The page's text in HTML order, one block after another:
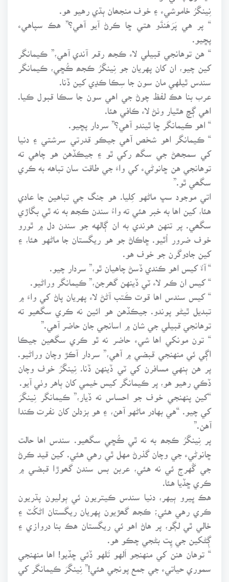
نِينگَرُ خاموشيء ۽ خوف منجھان ٻڌي رهيو هو.
“ پر هي پَرَهَنڌَو هتي ڇا ڪرڻ آيو آهي؟” هڪ سپاهيء
“ هن توهانجي قبيلي لاء ڪجھ رقم آندي آهي،” ڪيمانگر
کين چيو، ان کان پهريان جو نِينگَرُ ڪجھ ڪُڇي، ڪيمانگر
سندس ٿيلهي مان سون جا سِڪا ڪڍي کين ڏنا.
عرب بنا هڪ لفظ چوڻ جي اهي سون جا سڪا قبول ڪيا.
اهي ڳچ هٿيار وٺڻ لاء ڪافي هئا.
“ اهو ڪيمانگر ڇا ٿيندو آهي؟” سردار پڇيو.
“ ڪيمانگر اهو شخص آهي جيڪو قدرتي سرشتي ۽ دنيا
کي سمجھڻ جي سگھ رکي ٿو ۽ جيڪڏهن هو چاهي ته
توهانجي هن ڇانوڻيء کي واءَ جي طاقت سان تباهه به ڪري
سگھي ٿو.”
اتي موجود سڀ ماڻهو کِليا. هو جنگ جي تباهين جا عادي
هئا، کين اها به خبر هئي ته واءُ سندن ڪجھ به نه ٿي بگاڙي
سگھي. پر تنهن هوندي به ان ڳالهه جو سندن دل ۾ ٿورو
خوف ضرور اُٿيو. ڇاڪاڻ جو هو ريگستان جا ماڻهو هئا، ۽
کين جادوگرن جو خوف هو.
“ آءٌ کيس اهو ڪندي ڏسڻ چاهيان ٿو،” سردار چيو.
“ کيس ان ڪم لاء ٽي ڏينهن گھرجن،” ڪيمانگر وراڻيو.
“ کيس سندس اها قوت ڪَتب آڻڻ لاء پهريان پاڻ کي واءَ ۾
تبديل ٿيڻو پوندو. جيڪڏهن هو ائين نه ڪري سگھيو ته
توهانجي قبيلي جي شان ۾ اسانجي جان حاضر آهي.”
“ تون مونکي اها شيء حاضر نه ٿو ڪري سگھين جيڪا
اڳي ئي منهنجي قبضي ۾ آهي،” سردار آڪڙ وچان وراڻيو.
پر هن ٻنهي مسافرن کي ٽي ڏينهن ڏنا. نِينگَرُ خوف وچان
ڏڪي رهيو هو، پر ڪيمانگر کيس خيمي کان ٻاهر وٺي آيو.
“کين پنهنجي خوف جو احساس نه ڏيار،” ڪيمانگر نِينگَرَ
کي چيو. “هي بهادر ماڻهو آهن، ۽ هو بزدلن کان نفرت ڪندا
آهن.”
پر نِينگَرُ ڪجھ به نه ٿي ڪُڇي سگھيو. سندس اها حالت
ڇانوڻيء جي وچان گذرڻ مهل ٿي رهي هئي. کين قيد ڪرڻ
جي گُهرج ئي نه هئي، عربن بس سندن گھوڙا قبضي ۾
ڪري ڇڏيا هئا.
هڪ ڀيرو ٻيهر، دنيا سندس ڪيتريون ئي ٻوليون پڌريون
ڪري رهي هئي؛ ڪجھ گھڙيون پهريان ريگستان اڻکُٽ ۽
خالي ٿي لڳو، پر هاڻ اهو ئي ريگستان هڪ بنا دروازي ۽
ڳِڻکين جي ڀِت بڻجي چڪو هو.
“ توهان هنن کي منهنجو اَلهو تَلهو ڏئي ڇڏيو! اها منهنجي
سموري حياتيء جي جمع پونجي هئي!” نِينگَرَ ڪيمانگر کي